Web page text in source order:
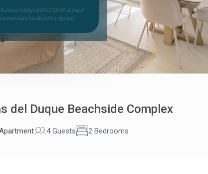
el código WELCOME al pagar
para estancias de julio y agosto
del Duque Beachside Complex
4 Guests 2 Bedrooms